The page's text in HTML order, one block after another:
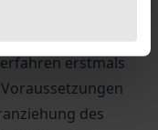
zu einer
führt.
erstmals
des